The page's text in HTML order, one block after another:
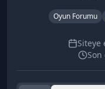
Oyun Forumu
Siteye
Son